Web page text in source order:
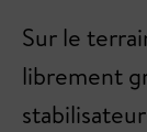
Sur le
librement